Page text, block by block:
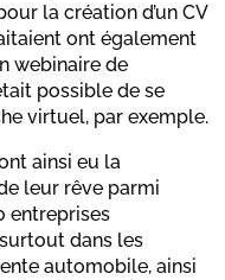
la création d’un CV
ont également
webinaire de
possible de se
virtuel, par exemple.
ainsi eu la
leur rêve parmi
entreprises
dans les
automobile, ainsi